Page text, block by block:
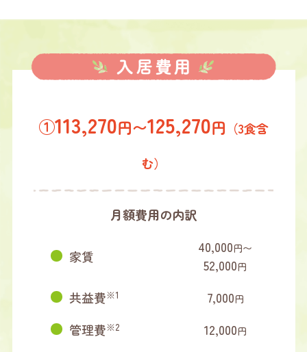
①113,270円〜125,270円 （3食含
む）
月額費用の内訳
家賃
40,000円〜
52,000円
共益費※1 7,000円
管理費※2 12,000円